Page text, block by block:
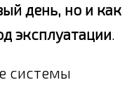
день, но и как
эксплуатации.
системы